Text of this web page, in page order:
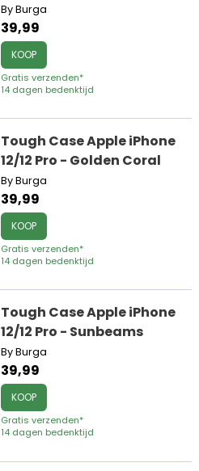
By Burga
39,99
KOOP
Gratis verzenden*
14 dagen bedenktijd
Tough Case Apple iPhone
12/12 Pro - Golden Coral
By Burga
39,99
KOOP
Gratis verzenden*
14 dagen bedenktijd
Tough Case Apple iPhone
12/12 Pro - Sunbeams
By Burga
39,99
KOOP
Gratis verzenden*
14 dagen bedenktijd